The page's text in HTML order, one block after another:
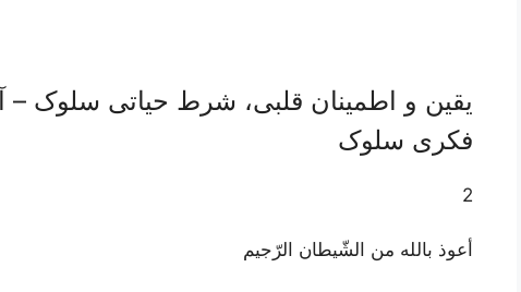
یقین و اطمینان قلبی، شرط حیاتی سلوک –
فکری سلوک
2
أعوذ بالله من الشّیطان الرّجیم